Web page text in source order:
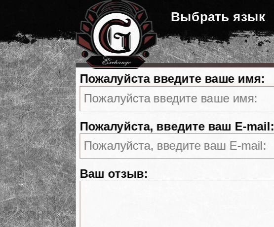
Выбрать язык
Пожалуйста введите ваше имя:
Пожалуйста, введите ваш E-mail:
Ваш отзыв: